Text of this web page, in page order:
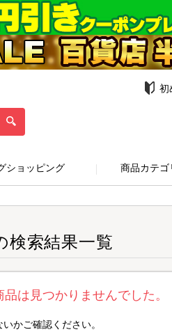
初
ショッピング 商品カテゴ
検索結果一覧
は見つかりませんでした。
かご確認ください。